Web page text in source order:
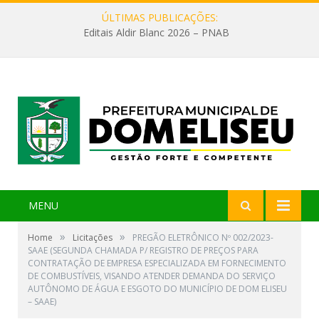
ÚLTIMAS PUBLICAÇÕES:
Editais Aldir Blanc 2026 – PNAB
MENU
Home » Licitações »
PREGÃO ELETRÔNICO Nº 002/2023-
SAAE (SEGUNDA CHAMADA P/ REGISTRO DE PREÇOS PARA
CONTRATAÇÃO DE EMPRESA ESPECIALIZADA EM FORNECIMENTO
DE COMBUSTÍVEIS, VISANDO ATENDER DEMANDA DO SERVIÇO
AUTÔNOMO DE ÁGUA E ESGOTO DO MUNICÍPIO DE DOM ELISEU
– SAAE)